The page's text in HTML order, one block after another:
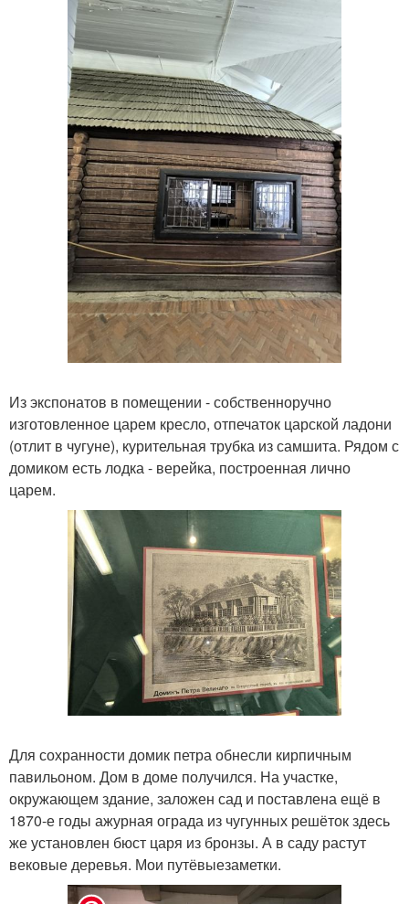
Из экспонатов в помещении - собственноручно
изготовленное царем кресло, отпечаток царской ладони
(отлит в чугуне), курительная трубка из самшита. Рядом с
домиком есть лодка - верейка, построенная лично
царем.
Для сохранности домик петра обнесли кирпичным
павильоном. Дом в доме получился. На участке,
окружающем здание, заложен сад и поставлена ещё в
1870-е годы ажурная ограда из чугунных решёток здесь
же установлен бюст царя из бронзы. А в саду растут
вековые деревья. Мои путёвыезаметки.